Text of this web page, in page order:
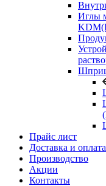
Иглы
Прайс лист
Доставка и оплата
Производство
Акции
Контакты